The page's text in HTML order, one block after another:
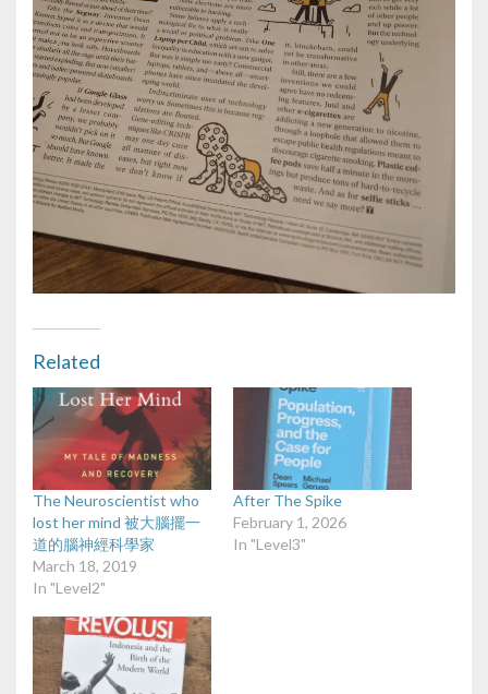
Related
The Neuroscientist who
lost her mind 被大腦擺一
道的腦神經科學家
March 18, 2019
In "Level2"
After The Spike
February 1, 2026
In "Level3"